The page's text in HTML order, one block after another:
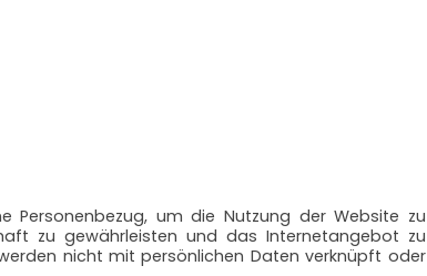
Personenbezug, um die Nutzung der Website zu
zu gewährleisten und das Internetangebot zu
nicht mit persönlichen Daten verknüpft oder